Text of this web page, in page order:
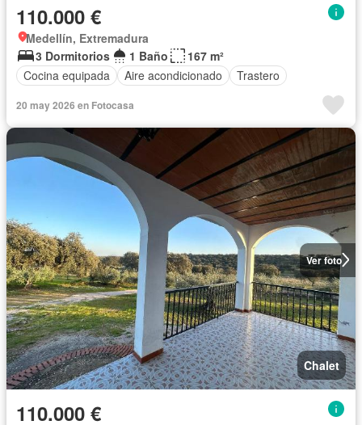
110.000 €
Medellín, Extremadura
3 Dormitorios
1 Baño
167 m²
Cocina equipada
Aire acondicionado Trastero
20 may 2026 en Fotocasa
Ver foto
Chalet
110.000 €